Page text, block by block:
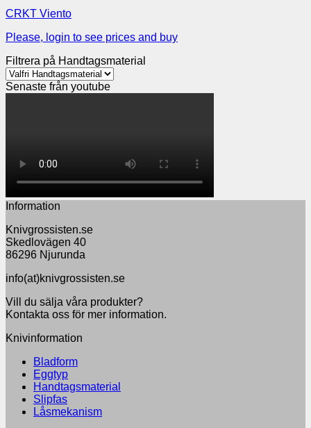
CRKT Viento
Please, login to see prices and buy
Filtrera på Handtagsmaterial
Senaste från youtube
Information
Knivgrossisten.se
Skedlovägen 40
86296 Njurunda
info(at)knivgrossisten.se
Vill du sälja våra produkter?
Kontakta oss för mer information.
Knivinformation
Bladform
Eggtyp
Handtagsmaterial
Slipfas
Låsmekanism